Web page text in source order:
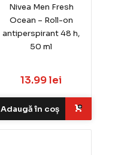
Nivea Men Fresh
Ocean – Roll-on
antiperspirant 48 h,
50 ml
13.99 lei
Adaugă în coș